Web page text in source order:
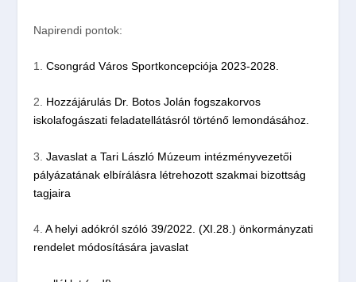
Napirendi pontok:
1.Csongrád Város Sportkoncepciója 2023-2028.
2. Hozzájárulás Dr. Botos Jolán fogszakorvos
iskolafogászati feladatellátásról történő lemondásához.
3. Javaslat a Tari László Múzeum intézményvezetői
pályázatának elbírálásra létrehozott szakmai bizottság
tagjaira
4. A helyi adókról szóló 39/2022. (XI.28.) önkormányzati
rendelet módosítására javaslat